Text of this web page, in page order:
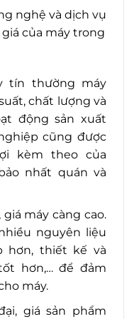
nghệ và dịch vụ
của máy trong
tín thường máy
chất lượng và
động sản xuất
cũng được
kèm theo của
nhất quán và
máy càng cao.
nguyên liệu
hơn, thiết kế và
hơn,… để đảm
máy.
giá sản phẩm